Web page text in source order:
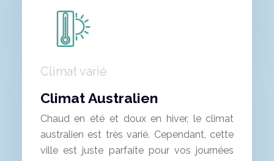
Climat varié
Climat Australien
Chaud en été et doux en hiver, le climat
australien est très varié. Cependant, cette
ville est juste parfaite pour vos journées